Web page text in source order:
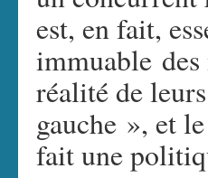
est, en fait,
immuable des
réalité de
gauche », et
fait une